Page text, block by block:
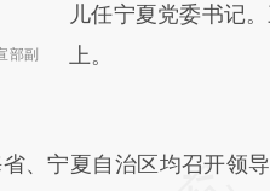
部副
儿任宁夏党委书记
上。
宁夏自治区均召开领导